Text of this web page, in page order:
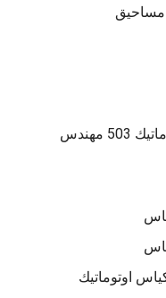
مساحيق
ماكينات تعبئة سوائل في اكياس اوتوماتيك 503 مهندس
اوتوماتيك